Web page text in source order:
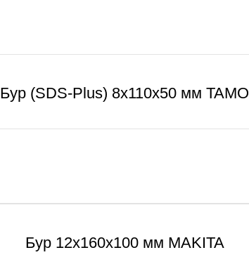
Бур (SDS-Plus) 8х110х50 мм TAMO
Бур 12х160х100 мм MAKITA